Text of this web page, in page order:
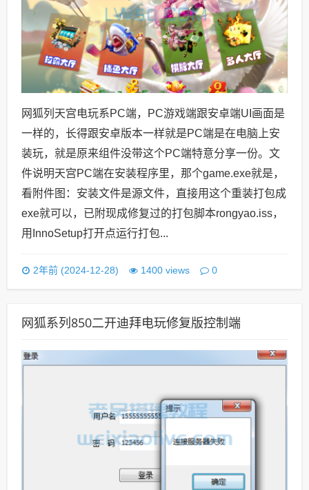
网狐列天宫电玩系PC端，PC游戏端跟安卓端UI画面是
一样的，长得跟安卓版本一样就是PC端是在电脑上安
装玩，就是原来组件没带这个PC端特意分享一份。文
件说明天宫PC端在安装程序里，那个game.exe就是，
看附件图：安装文件是源文件，直接用这个重装打包成
exe就可以，已附现成修复过的打包脚本rongyao.iss，
用InnoSetup打开点运行打包...
2年前 (2024-12-28) 1400 views 0
网狐系列850二开迪拜电玩修复版控制端